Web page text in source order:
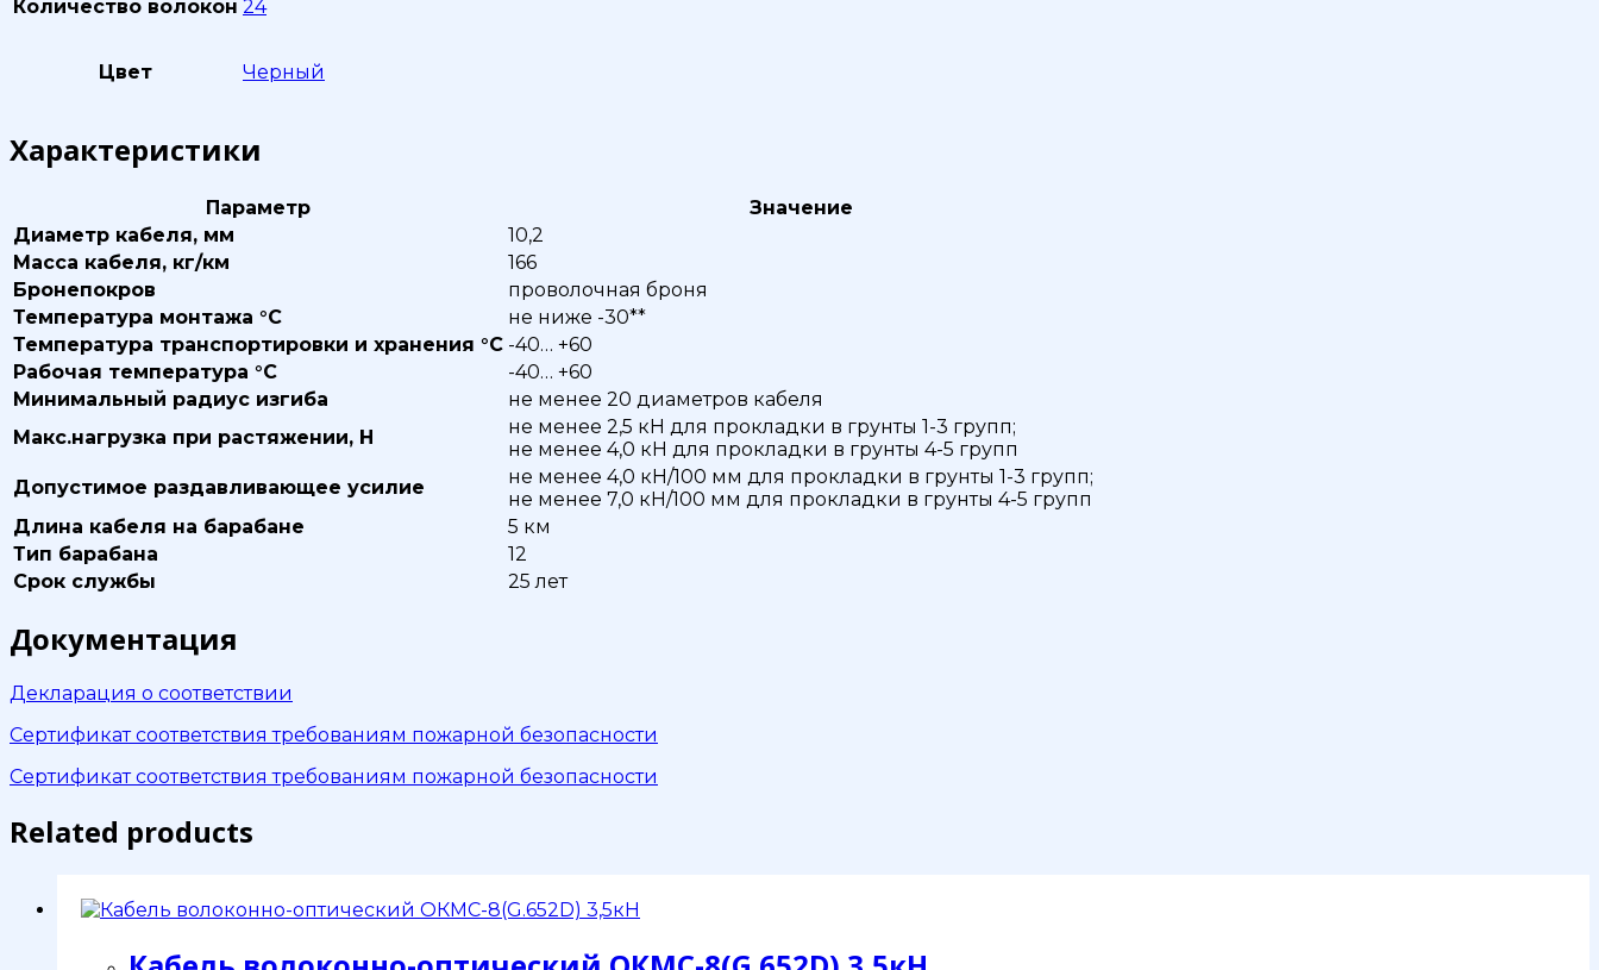
Количество волокон 24
Цвет Черный
Характеристики
Параметр
Значение
Диаметр кабеля, мм
10,2
Масса кабеля, кг/км
166
Бронепокров
проволочная броня
Температура монтажа °С
не ниже -30**
Температура транспортировки и хранения °С -40… +60
Рабочая температура °С
-40… +60
Минимальный радиус изгиба
не менее 20 диаметров кабеля
Макс.нагрузка при растяжении, Н
не менее 2,5 кН для прокладки в грунты 1-3 групп;
не менее 4,0 кН для прокладки в грунты 4-5 групп
Допустимое раздавливающее усилие
не менее 4,0 кН/100 мм для прокладки в грунты 1-3 групп;
не менее 7,0 кН/100 мм для прокладки в грунты 4-5 групп
Длина кабеля на барабане
5 км
Тип барабана
12
Срок службы
25 лет
Документация
Декларация о соответствии
Сертификат соответствия требованиям пожарной безопасности
Сертификат соответствия требованиям пожарной безопасности
Related products